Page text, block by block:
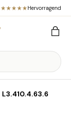
Hervorragend
L3.410.4.63.6